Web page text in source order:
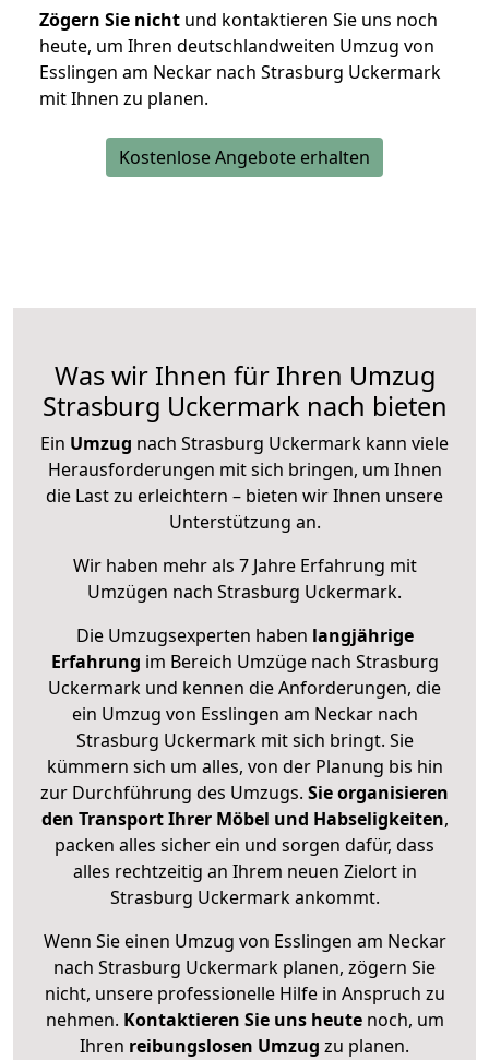
Zögern Sie nicht und kontaktieren Sie uns noch
heute, um Ihren deutschlandweiten Umzug von
Esslingen am Neckar nach Strasburg Uckermark
mit Ihnen zu planen.
Kostenlose Angebote erhalten
Was wir Ihnen für Ihren Umzug
Strasburg Uckermark nach bieten
Ein Umzug nach Strasburg Uckermark kann viele
Herausforderungen mit sich bringen, um Ihnen
die Last zu erleichtern – bieten wir Ihnen unsere
Unterstützung an.
Wir haben mehr als 7 Jahre Erfahrung mit
Umzügen nach Strasburg Uckermark.
Die Umzugsexperten haben langjährige
Erfahrung im Bereich Umzüge nach Strasburg
Uckermark und kennen die Anforderungen, die
ein Umzug von Esslingen am Neckar nach
Strasburg Uckermark mit sich bringt. Sie
kümmern sich um alles, von der Planung bis hin
zur Durchführung des Umzugs. Sie organisieren
den Transport Ihrer Möbel und Habseligkeiten,
packen alles sicher ein und sorgen dafür, dass
alles rechtzeitig an Ihrem neuen Zielort in
Strasburg Uckermark ankommt.
Wenn Sie einen Umzug von Esslingen am Neckar
nach Strasburg Uckermark planen, zögern Sie
nicht, unsere professionelle Hilfe in Anspruch zu
nehmen. Kontaktieren Sie uns heutenoch, um
Ihren reibungslosen Umzug zu planen.